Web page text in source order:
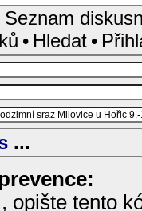
Seznam
• Hledat •
...
opište tento